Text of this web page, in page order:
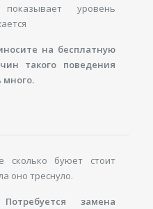
показывает уровень
на бесплатную
такого поведения
сколько буюет стоит
оно треснуло.
замена